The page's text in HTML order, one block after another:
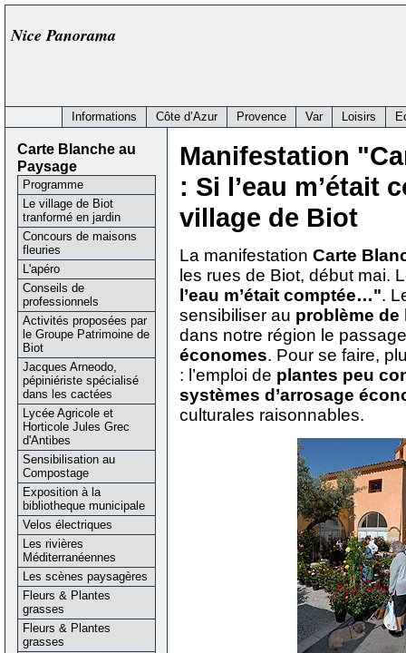
Nice Panorama
Informations Côte d’Azur Provence Var Loisirs
Manifestation
: Si l’eau m’était
village de Biot
La manifestation Carte
les rues de Biot, début mai.
l’eau m’était comptée…".
sensibiliser au problème de
dans notre région le
économes. Pour se faire,
: l’emploi de plantes peu
systèmes d’arrosage
culturales raisonnables.
Carte Blanche au
Paysage
Programme
Le village de Biot
tranformé en jardin
Concours de maisons
fleuries
L'apéro
Conseils de
professionnels
Activités proposées par
le Groupe Patrimoine de
Biot
Jacques Arneodo,
pépiniériste spécialisé
dans les cactées
Lycée Agricole et
Horticole Jules Grec
d'Antibes
Sensibilisation au
Compostage
Exposition à la
bibliotheque municipale
Velos électriques
Les rivières
Méditerranéennes
Les scènes paysagères
Fleurs & Plantes
grasses
Fleurs & Plantes
grasses